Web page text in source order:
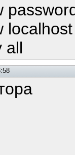
localhost
all